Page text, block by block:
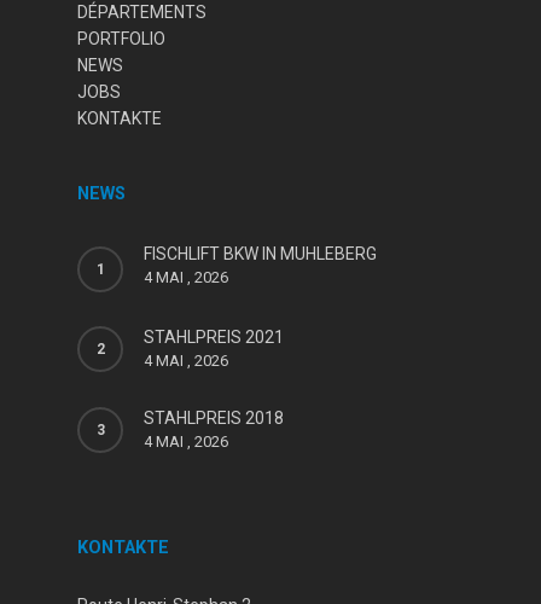
DÉPARTEMENTS
PORTFOLIO
NEWS
JOBS
KONTAKTE
NEWS
FISCHLIFT BKW IN MUHLEBERG
4 MAI , 2026
STAHLPREIS 2021
4 MAI , 2026
STAHLPREIS 2018
4 MAI , 2026
KONTAKTE